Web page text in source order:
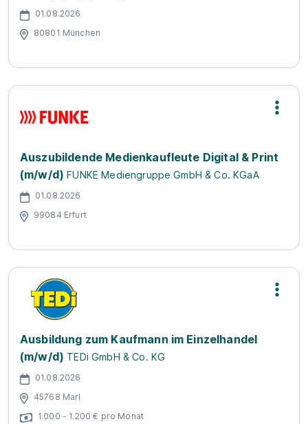
01.08.2026
80801 München
Auszubildende Medienkaufleute Digital & Print
(m/w/d) FUNKE Mediengruppe GmbH & Co. KGaA
01.08.2026
99084 Erfurt
Ausbildung zum Kaufmann im Einzelhandel
(m/w/d) TEDi GmbH & Co. KG
01.08.2026
45768 Marl
1.000 - 1.200 € pro Monat